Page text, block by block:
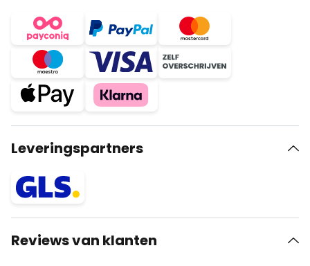
Leveringspartners
Reviews van klanten